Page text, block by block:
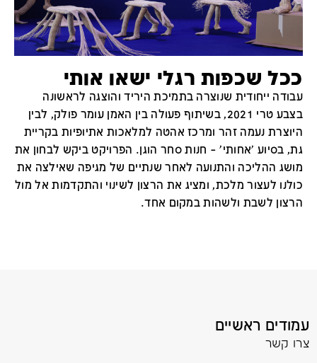
ככל שכפות רגלי ישאו אותי
עבודה ייחודית שנוצרה בתמיכת היריד והוצגה לראשונה
בצבע טרי 2021, בשיתוף פעולה בין האמן עומר פולק, לבין
היוצרת נעמה זהר ומרכז אהטה למלאכות אתיופיות בקריית
גת, בסיוע 'אחותי' – חנות סחר הוגן. הפרויקט ביקש לבחון את
מושג ההליכה והתנועה לאחר שנתיים של מגיפה שאילצה את
כולנו לעצור מלכת, ומציג את הרצון לשינוי והתקדמות אל מול
הרצון לשבת ולשהות במקום אחד.
עמודים ראשיים
צרו קשר